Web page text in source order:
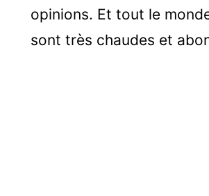
opinions. Et tout le
sont très chaudes et